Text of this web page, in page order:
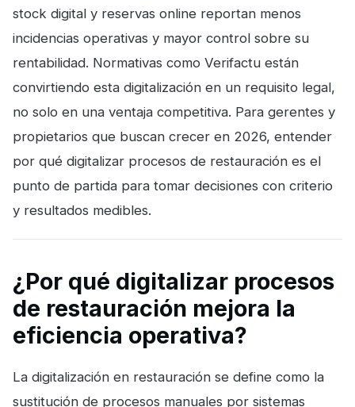
stock digital y reservas online reportan menos
incidencias operativas y mayor control sobre su
rentabilidad. Normativas como Verifactu están
convirtiendo esta digitalización en un requisito legal,
no solo en una ventaja competitiva. Para gerentes y
propietarios que buscan crecer en 2026, entender
por qué digitalizar procesos de restauración es el
punto de partida para tomar decisiones con criterio
y resultados medibles.
¿Por qué digitalizar procesos
de restauración mejora la
eficiencia operativa?
La digitalización en restauración se define como la
sustitución de procesos manuales por sistemas